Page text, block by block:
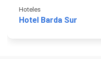
Hoteles
Hotel Barda Sur